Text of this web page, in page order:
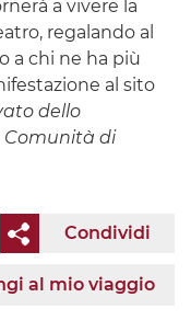
a vivere la
regalando al
a chi ne ha più
al sito
dello
Comunità di
Condividi
al mio viaggio